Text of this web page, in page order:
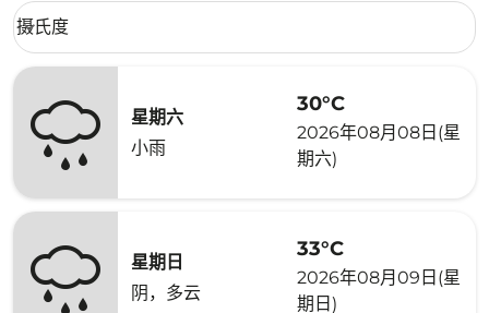
Weather unit option 摄氏度 Selected
摄氏度
keyboard_arrow_down
星期六
小雨
30°C
2026年08月08日(星
期六)
星期日
阴，多云
33°C
2026年08月09日(星
期日)